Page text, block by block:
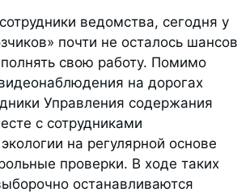
ведомства, сегодня у
почти не осталось шансов
свою работу. Помимо
на дорогах
Управления содержания
с сотрудниками
на регулярной основе
проверки. В ходе таких
останавливаются